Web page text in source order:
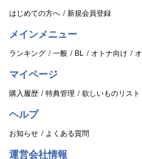
はじめての方へ 新規会員登録
メインメニュー
ランキング 一般 BL オトナ向け
マイページ
購入履歴 特典管理 欲しいものリスト
ヘルプ
お知らせ よくある質問
運営会社情報